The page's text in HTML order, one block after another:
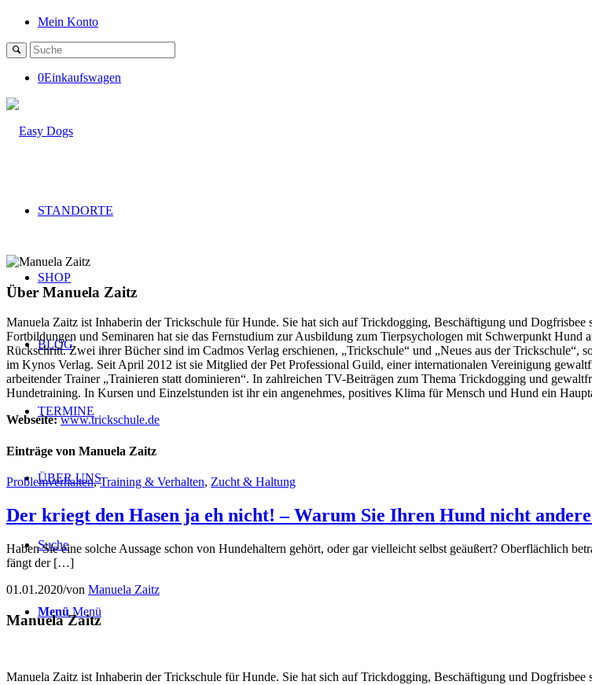
Mein Konto
0Einkaufswagen
STANDORTE
SHOP
BLOG
TERMINE
ÜBER UNS
Suche
Menü Menü
Über Manuela Zaitz
Manuela Zaitz ist Inhaberin der Trickschule für Hunde. Sie hat sich auf Trickdogging, Beschäftigung und
Fortbildungen und Seminaren hat sie das Fernstudium zur Ausbildung zum Tierpsychologen mit Schwerpunkt
Rückschritt. Zwei ihrer Bücher sind im Cadmos Verlag erschienen, „Trickschule“ und „Neues aus der
im Kynos Verlag. Seit April 2012 ist sie Mitglied der Pet Professional Guild, einer internationalen Vereinigung
arbeitender Trainer „Trainieren statt dominieren“. In zahlreichen TV-Beiträgen zum Thema Trickdogging und
Hundetraining. In Kursen und Einzelstunden ist ihr ein angenehmes, positives Klima für Mensch und Hund ein
Webseite: www.trickschule.de
Einträge von Manuela Zaitz
Problemverhalten,Training & Verhalten, Zucht & Haltung
Der kriegt den Hasen ja eh nicht! – Warum Sie Ihren Hund nicht
Haben Sie eine solche Aussage schon von Hundehaltern gehört, oder gar vielleicht selbst geäußert? Oberflächlich
fängt der […]
01.01.2020/von Manuela Zaitz
Manuela Zaitz
Manuela Zaitz ist Inhaberin der Trickschule für Hunde. Sie hat sich auf Trickdogging, Beschäftigung und Dogfrisbee